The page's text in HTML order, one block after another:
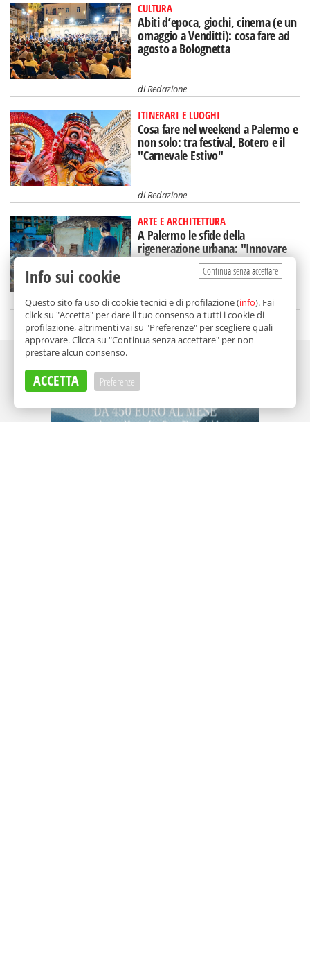
CULTURA
Abiti d’epoca, giochi, cinema (e un
omaggio a Venditti): cosa fare ad
agosto a Bolognetta
diRedazione
ITINERARI E LUOGHI
Cosa fare nel weekend a Palermo e
non solo: tra festival, Botero e il
"Carnevale Estivo"
diRedazione
ARTE E ARCHITETTURA
A Palermo le sfide della
rigenerazione urbana: "Innovare
con al centro i cittadini"
diFederica Dolce
Continua senza accettare
Info sui cookie
Questo sito fa uso di cookie tecnici e di profilazione (info). Fai
click su "Accetta" per dare il tuo consenso a tutti i cookie di
profilazione, altrimenti vai su "Preferenze" per scegliere quali
approvare. Clicca su "Continua senza accettare" per non
prestare alcun consenso.
ACCETTA Preferenze